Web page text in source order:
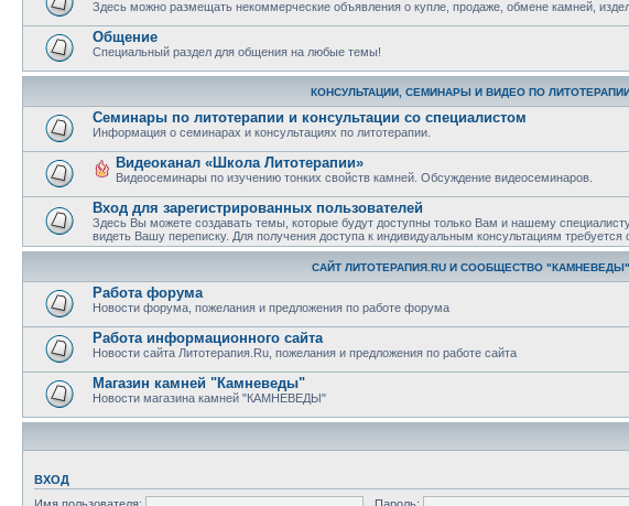
Здесь можно размещать некоммерческие объявления о купле, продаже, обмене камней,
Общение
Специальный раздел для общения на любые темы!
КОНСУЛЬТАЦИИ, СЕМИНАРЫ И ВИДЕО ПО
Семинары по литотерапии и консультации со специалистом
Информация о семинарах и консультациях по литотерапии.
Видеоканал «Школа Литотерапии»
Видеосеминары по изучению тонких свойств камней. Обсуждение видеосеминаров.
Вход для зарегистрированных пользователей
Здесь Вы можете создавать темы, которые будут доступны только Вам и нашему
видеть Вашу переписку. Для получения доступа к индивидуальным консультациям требуется
САЙТ ЛИТОТЕРАПИЯ.RU И СООБЩЕСТВО "КАМНЕВЕДЫ"
Работа форума
Новости форума, пожелания и предложения по работе форума
Работа информационного сайта
Новости сайта Литотерапия.Ru, пожелания и предложения по работе сайта
Магазин камней "Камневеды"
Новости магазина камней "КАМНЕВЕДЫ"
ВХОД